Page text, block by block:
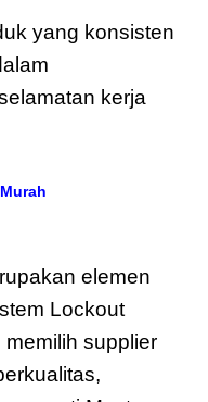
yang konsisten
kerja
elemen
Lockout
supplier